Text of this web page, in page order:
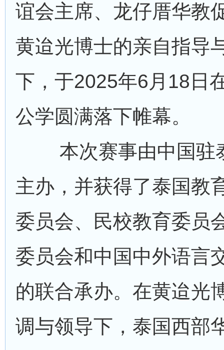
谊会主席、龙仔厝华教
黄迨光博士的亲自指导
下，于2025年6月18日
公学圆满落下帷幕。
本次赛事由中国驻
主办，并获得了泰国教
委员会、民校教育委员
委员会和中国中外语言
的联合承办。在黄迨光
调与领导下，泰国西部